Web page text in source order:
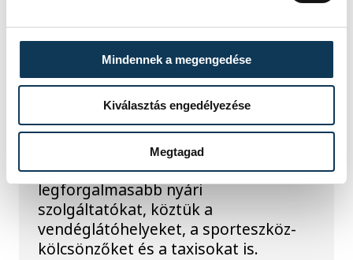
Mindennek a megengedése
Kiválasztás engedélyezése
Megtagad
Rengeteg
szabálytalanságot talált
a NAV a Balatonnál
A Nemzeti Adó- és Vámhivatal nyári
ellenőrzéssorozatában július
óta Somogy, Veszprém és Zala
vármegyében vizsgálják a
legforgalmasabb nyári
szolgáltatókat, köztük a
vendéglátóhelyeket, a sporteszköz-
kölcsönzőket és a taxisokat is.